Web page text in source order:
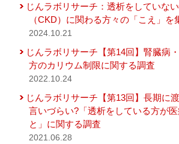
じんラボリサーチ：透析をしていな
（CKD）に関わる方々の「こえ」を
2024.10.21
じんラボリサーチ【第14回】腎臓病
方のカリウム制限に関する調査
2022.10.24
じんラボリサーチ【第13回】長期に
言いづらい?「透析をしている方が
と」に関する調査
2021.06.28